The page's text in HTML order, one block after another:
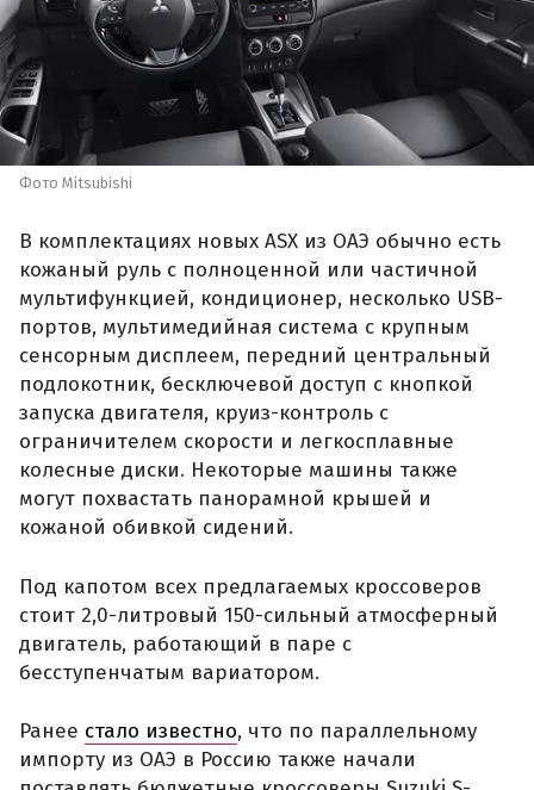
Фото Mitsubishi
В комплектациях новых ASX из ОАЭ обычно есть
кожаный руль с полноценной или частичной
мультифункцией, кондиционер, несколько USB-
портов, мультимедийная система с крупным
сенсорным дисплеем, передний центральный
подлокотник, бесключевой доступ с кнопкой
запуска двигателя, круиз-контроль с
ограничителем скорости и легкосплавные
колесные диски. Некоторые машины также
могут похвастать панорамной крышей и
кожаной обивкой сидений.
Под капотом всех предлагаемых кроссоверов
стоит 2,0-литровый 150-сильный атмосферный
двигатель, работающий в паре с
бесступенчатым вариатором.
Ранее стало известно, что по параллельному
импорту из ОАЭ в Россию также начали